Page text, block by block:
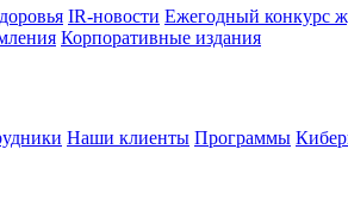
IR-новости Ежегодный конкурс
Корпоративные издания
Наши клиенты Программы